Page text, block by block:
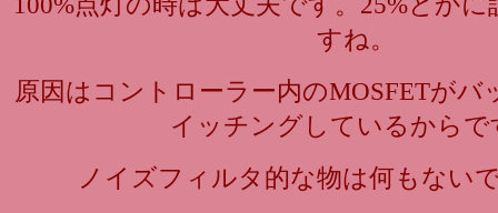
すね。
原因はコントローラー内のMOSFETが
イッチングしているからで
ノイズフィルタ的な物は何もない